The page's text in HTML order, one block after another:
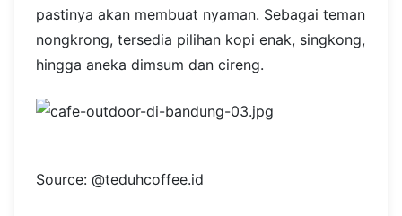
pastinya akan membuat nyaman. Sebagai teman
nongkrong, tersedia pilihan kopi enak, singkong,
hingga aneka dimsum dan cireng.
Source: @teduhcoffee.id